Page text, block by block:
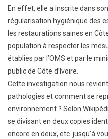
En effet, elle a inscrite dans
régularisation hygiénique des
les restaurations saines en
population à respecter les
établies par l’OMS et par le
public de Côte d’Ivoire.
Cette investigation nous
pathologies et comment se
environnement ? Selon
se divisant en deux copies
encore en deux, etc. jusqu’à